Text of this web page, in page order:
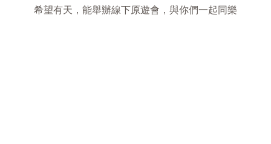
希望有天，能舉辦線下原遊會，與你們一起同樂